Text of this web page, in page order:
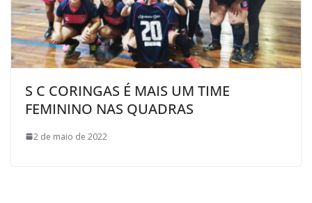
S C CORINGAS É MAIS UM TIME
FEMININO NAS QUADRAS
2 de maio de 2022